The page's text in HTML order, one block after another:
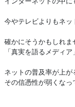
今やテレビよりもネッ
確かにそうかもしれま
「真実を語るメディ
ネットの普及率が上が
その信憑性が弱くなっ